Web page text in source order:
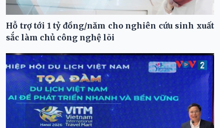
Hỗ trợ tới 1 tỷ đồng/năm cho nghiên cứu sinh xuất
sắc làm chủ công nghệ lõi